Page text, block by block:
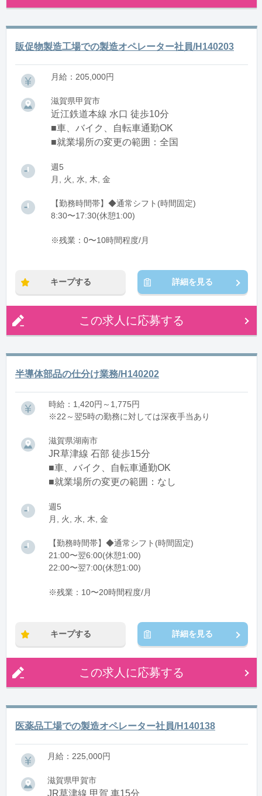
販促物製造工場での製造オペレーター社員/H140203
月給：205,000円
滋賀県甲賀市
近江鉄道本線 水口 徒歩10分
■車、バイク、自転車通勤OK
■就業場所の変更の範囲：全国
週5
月, 火, 水, 木, 金
【勤務時間帯】◆通常シフト(時間固定)
8:30〜17:30(休憩1:00)
※残業：0〜10時間程度/月
キープする 詳細を見る
この求人に応募する
半導体部品の仕分け業務/H140202
時給：1,420円～1,775円
※22～翌5時の勤務に対しては深夜手当あり
滋賀県湖南市
JR草津線 石部 徒歩15分
■車、バイク、自転車通勤OK
■就業場所の変更の範囲：なし
週5
月, 火, 水, 木, 金
【勤務時間帯】◆通常シフト(時間固定)
21:00〜翌6:00(休憩1:00)
22:00〜翌7:00(休憩1:00)
※残業：10〜20時間程度/月
キープする 詳細を見る
この求人に応募する
医薬品工場での製造オペレーター社員/H140138
月給：225,000円
滋賀県甲賀市
JR草津線 甲賀 車15分